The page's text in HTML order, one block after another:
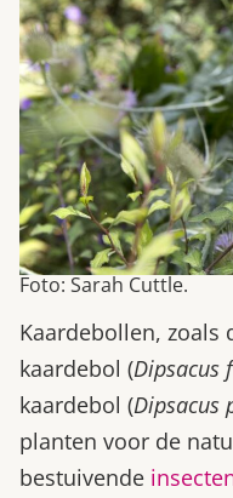
Foto: Sarah Cuttle.
Kaardebollen, zoals
kaardebol (Dipsacus
kaardebol (Dipsacus
planten voor de
bestuivende